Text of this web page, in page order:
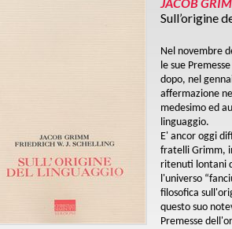
Sull’origine
Nel novembre
le sue
dopo, nel
affermazione
medesimo ed
linguaggio.
E' ancor oggi
fratelli Grimm,
ritenuti lontani
l'universo
filosofica
questo suo
Premesse